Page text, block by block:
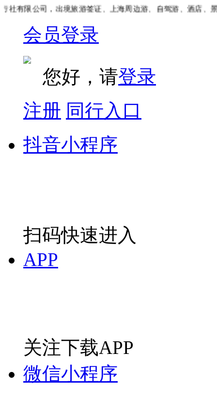
有限公司，出境旅游签证、上海周边游、自驾游、酒店、景
会员登录
您好，请登录
注册 同行入口
抖音小程序
扫码快速进入
APP
关注下载APP
微信小程序